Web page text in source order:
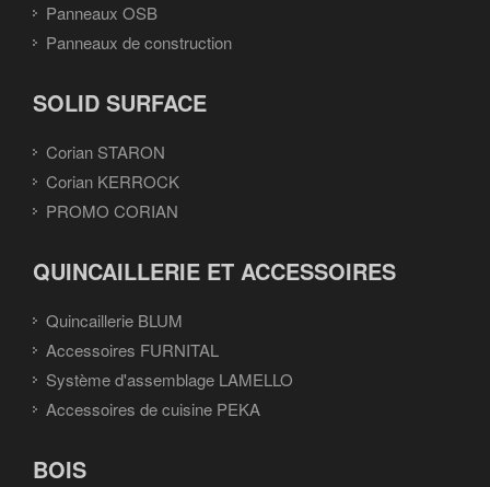
Panneaux OSB
Panneaux de construction
SOLID SURFACE
Corian STARON
Corian KERROCK
PROMO CORIAN
QUINCAILLERIE ET ACCESSOIRES
Quincaillerie BLUM
Accessoires FURNITAL
Système d'assemblage LAMELLO
Accessoires de cuisine PEKA
BOIS